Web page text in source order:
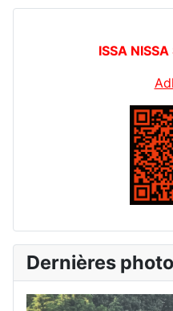
ISSA
Dernières